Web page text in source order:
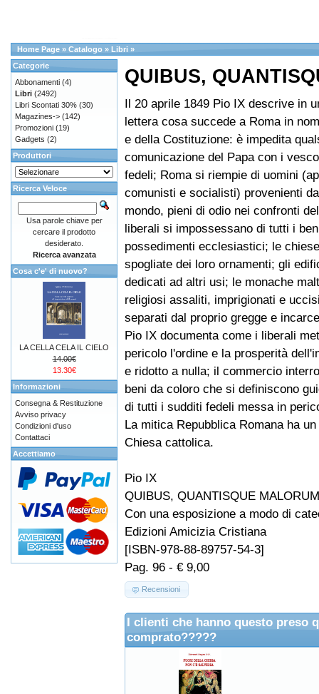
Home Page » Catalogo » Libri »
QUIBUS,
Il 20 aprile 1849 Pio IX descrive in
lettera cosa succede a Roma in
e della Costituzione: è impedita
comunicazione del Papa con i
fedeli; Roma si riempie di uomini
comunisti e socialisti) provenienti
mondo, pieni di odio nei confronti
liberali si impossessano di tutti i
possedimenti ecclesiastici; le
spogliate dei loro ornamenti; gli
dedicati ad altri usi; le monache
religiosi assaliti, imprigionati e
separati dal proprio gregge e
Pio IX documenta come i liberali
pericolo l'ordine e la prosperità
e ridotto a nulla; il commercio
beni da coloro che si definiscono
di tutti i sudditi fedeli messa in
La mitica Repubblica Romana ha
Chiesa cattolica.
Pio IX
QUIBUS, QUANTISQUE
Con una esposizione a modo di
Edizioni Amicizia Cristiana
[ISBN-978-88-89757-54-3]
Pag. 96 - € 9,00
Recensioni
I clienti che hanno questo preso
comprato?????
Categorie
Abbonamenti (4)
Libri (2492)
Libri Scontati 30% (30)
Magazines-> (142)
Promozioni (19)
Gadgets (2)
Produttori
Ricerca Veloce
Usa parole chiave per
cercare il prodotto
desiderato.
Ricerca avanzata
Cosa c'e' di nuovo?
LA CELLA CELA IL CIELO
14.00€
13.30€
Informazioni
Consegna & Restituzione
Avviso privacy
Condizioni d'uso
Contattaci
Accettiamo